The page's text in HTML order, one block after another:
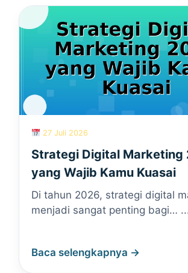
27 Juli 2026
Strategi Digital Marketing
yang Wajib Kamu Kuasai
Di tahun 2026, strategi digital
menjadi sangat penting bagi…
Baca selengkapnya →